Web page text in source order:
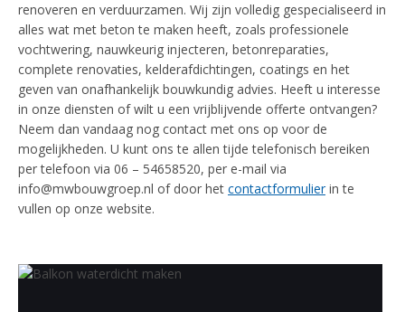
renoveren en verduurzamen. Wij zijn volledig gespecialiseerd in
alles wat met beton te maken heeft, zoals professionele
vochtwering, nauwkeurig injecteren, betonreparaties,
complete renovaties, kelderafdichtingen, coatings en het
geven van onafhankelijk bouwkundig advies. Heeft u interesse
in onze diensten of wilt u een vrijblijvende offerte ontvangen?
Neem dan vandaag nog contact met ons op voor de
mogelijkheden. U kunt ons te allen tijde telefonisch bereiken
per telefoon via 06 – 54658520, per e-mail via
info@mwbouwgroep.nl of door het contactformulierin te
vullen op onze website.